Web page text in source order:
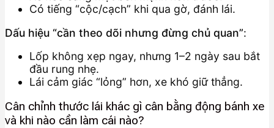
Có tiếng “cộc/cạch” khi qua gờ, đánh lái.
Dấu hiệu “cần theo dõi nhưng đừng chủ quan”:
Lốp không xẹp ngay, nhưng 1–2 ngày sau bắt
đầu rung nhẹ.
Lái cảm giác “lỏng” hơn, xe khó giữ thẳng.
Cân chỉnh thước lái khác gì cân bằng động bánh xe
và khi nào cần làm cái nào?